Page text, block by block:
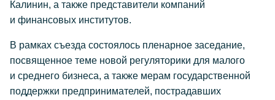
Калинин, а также представители компаний
и финансовых институтов.
В рамках съезда состоялось пленарное заседание,
посвященное теме новой регуляторики для малого
и среднего бизнеса, а также мерам государственной
поддержки предпринимателей, пострадавших